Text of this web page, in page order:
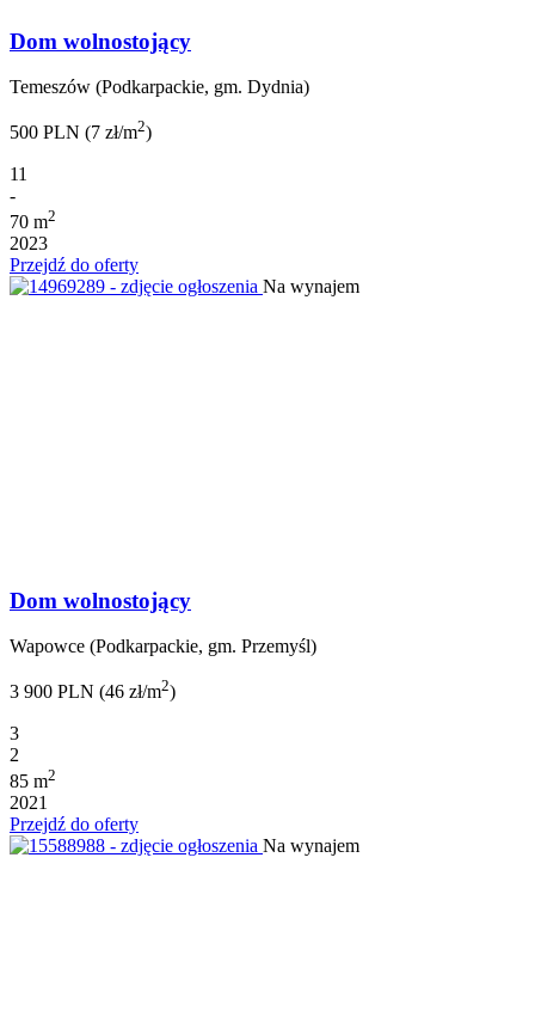
Dom wolnostojący
Temeszów (Podkarpackie, gm. Dydnia)
500 PLN (7 zł/m2)
11
-
70 m2
2023
Przejdź do oferty
Na wynajem
Dom wolnostojący
Wapowce (Podkarpackie, gm. Przemyśl)
3 900 PLN (46 zł/m2)
3
2
85 m2
2021
Przejdź do oferty
Na wynajem